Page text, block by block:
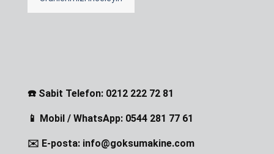
☎️ Sabit Telefon: 0212 222 72 81
📱 Mobil / WhatsApp: 0544 281 77 61
✉️ E-posta: info@goksumakine.com